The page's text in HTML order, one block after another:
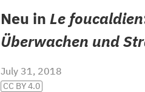
Neu in Le foucaldien
Überwachen und
July 31, 2018
CC BY 4.0